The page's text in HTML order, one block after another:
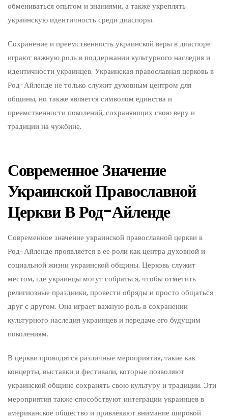
обмениваться опытом и знаниями, а также укреплять
украинскую идентичность среди диаспоры.
Сохранение и преемственность украинской веры в диаспоре
играют важную роль в поддержании культурного наследия и
идентичности украинцев. Украинская православная церковь в
Род-Айленде не только служит духовным центром для
общины, но также является символом единства и
преемственности поколений, сохраняющих свою веру и
традиции на чужбине.
Современное Значение
Украинской Православной
Церкви В Род-Айленде
Современное значение украинской православной церкви в
Род-Айленде проявляется в ее роли как центра духовной и
социальной жизни украинской общины. Церковь служит
местом, где украинцы могут собраться, чтобы отметить
религиозные праздники, провести обряды и просто общаться
друг с другом. Она играет важную роль в сохранении
культурного наследия украинцев и передаче его будущим
поколениям.
В церкви проводятся различные мероприятия, такие как
концерты, выставки и фестивали, которые позволяют
украинской общине сохранять свою культуру и традиции. Эти
мероприятия также способствуют интеграции украинцев в
американское общество и привлекают внимание широкой